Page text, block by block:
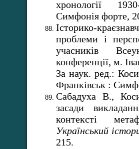
хронології
Симфонія форте,
Історико-
проблеми і
учасників
конференції, м.
За наук. ред.:
Франківськ :
Сабадуха В.,
засади
контексті
Український
215.